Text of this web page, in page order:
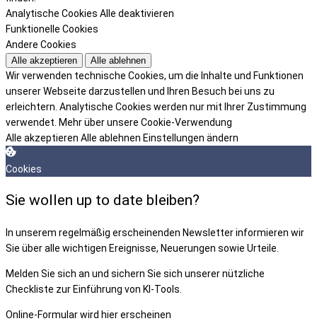
Analytische Cookies Alle deaktivieren
Funktionelle Cookies
Andere Cookies
Alle akzeptieren Alle ablehnen
Wir verwenden technische Cookies, um die Inhalte und Funktionen
unserer Webseite darzustellen und Ihren Besuch bei uns zu
erleichtern. Analytische Cookies werden nur mit Ihrer Zustimmung
verwendet. Mehr über unsere Cookie-Verwendung
Alle akzeptieren Alle ablehnen Einstellungen ändern
Cookies
Sie wollen up to date bleiben?
In unserem regelmäßig erscheinenden Newsletter informieren wir
Sie über alle wichtigen Ereignisse, Neuerungen sowie Urteile.
Melden Sie sich an und sichern Sie sich unserer nützliche
Checkliste zur Einführung von KI-Tools.
Online-Formular wird hier erscheinen